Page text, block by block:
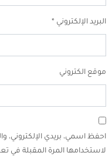
البريد الإلكتروني *
موقع الكتروني
احفظ اسمي، بريدي الإلكتروني،
لاستخدامها المرة المقبلة في